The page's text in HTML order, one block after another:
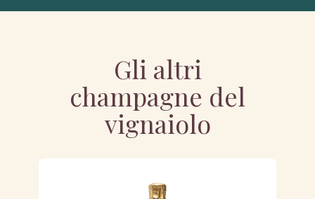
Gli altri
champagne del
vignaiolo